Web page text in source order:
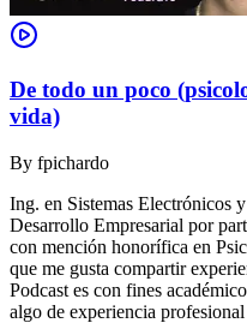
De todo un poco
vida)
By fpichardo
Ing. en Sistemas Electrónicos
Desarrollo Empresarial por
con mención honorífica en
que me gusta compartir
Podcast es con fines
algo de experiencia